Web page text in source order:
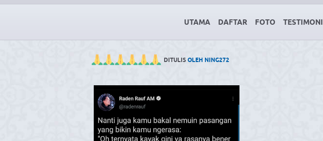
UTAMA DAFTAR FOTO TESTIMONI
DITULISOLEH NING272